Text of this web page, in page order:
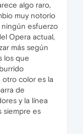
algo raro,
muy notorio
ningún esfuerzo
Opera actual,
más según
los que
color es la
de
y la línea
siempre es